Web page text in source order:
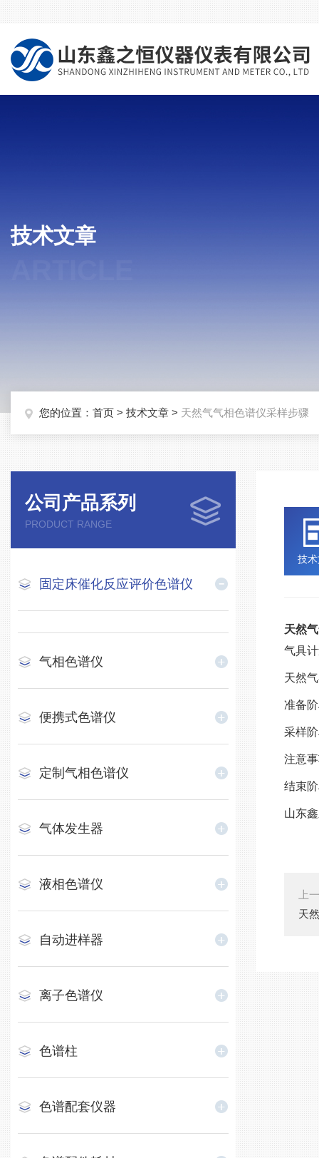
技术文章
您的位置： 首页 > 技术文章 > 天然气气相色谱仪采样步骤
公司产品系列
PRODUCT RANGE
固定床催化反应评价色谱仪
气相色谱仪
便携式色谱仪
定制气相色谱仪
气体发生器
液相色谱仪
自动进样器
离子色谱仪
色谱柱
色谱配套仪器
技
天然
气具
天然
准备
采样
注意
结束
山东
上
天